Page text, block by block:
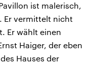
ist malerisch,
Er vermittelt nicht
Er wählt einen
Haiger, der eben
Hauses der